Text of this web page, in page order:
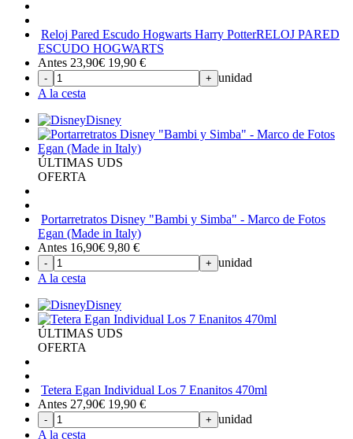
Reloj Pared Escudo Hogwarts Harry PotterRELOJ PARED
ESCUDO HOGWARTS
Antes 23,90€ 19,90 €
- + unidad
A la cesta
Disney
ÚLTIMAS UDS
OFERTA
Portarretratos Disney "Bambi y Simba" - Marco de Fotos
Egan (Made in Italy)
Antes 16,90€ 9,80 €
- + unidad
A la cesta
Disney
ÚLTIMAS UDS
OFERTA
Tetera Egan Individual Los 7 Enanitos 470ml
Antes 27,90€ 19,90 €
- + unidad
A la cesta